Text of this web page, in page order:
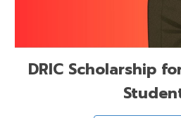
DRIC Scholarship